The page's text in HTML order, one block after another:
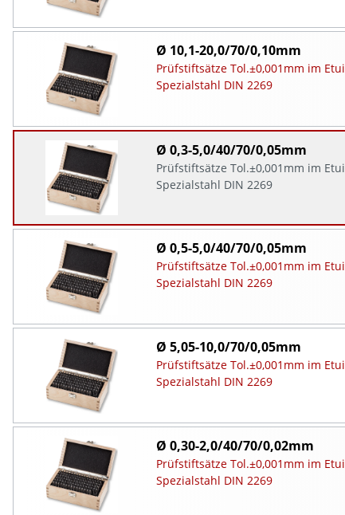
Ø 10,1-20,0/70/0,10mm
Prüfstiftsätze Tol.±0,001mm im Etui
Spezialstahl DIN 2269
Ø 0,3-5,0/40/70/0,05mm
Prüfstiftsätze Tol.±0,001mm im Etui
Spezialstahl DIN 2269
Ø 0,5-5,0/40/70/0,05mm
Prüfstiftsätze Tol.±0,001mm im Etui
Spezialstahl DIN 2269
Ø 5,05-10,0/70/0,05mm
Prüfstiftsätze Tol.±0,001mm im Etui
Spezialstahl DIN 2269
Ø 0,30-2,0/40/70/0,02mm
Prüfstiftsätze Tol.±0,001mm im Etui
Spezialstahl DIN 2269